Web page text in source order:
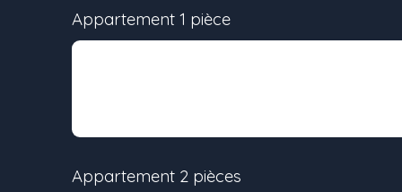
Appartement 1 pièce
Appartement 2 pièces